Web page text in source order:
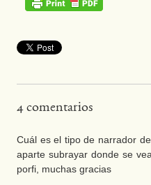
4 comentarios
Cuál es el tipo de narrador
aparte subrayar donde se
porfi, muchas gracias